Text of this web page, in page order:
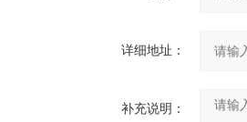
详细地址：
补充说明：